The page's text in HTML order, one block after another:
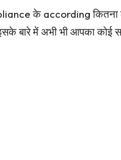
के according कितना
बारे में अभी भी आपका